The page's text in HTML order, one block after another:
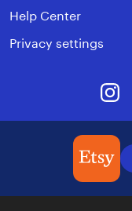
Help Center
Privacy settings